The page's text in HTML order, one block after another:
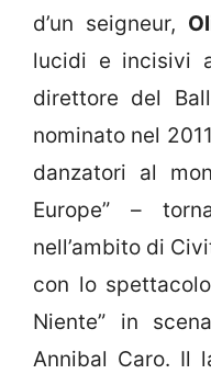
d’un seigneur,
lucidi e incisivi
direttore del
nominato nel
danzatori al
Europe” –
nell’ambito di
con lo spettacolo
Niente” in
Annibal Caro. Il